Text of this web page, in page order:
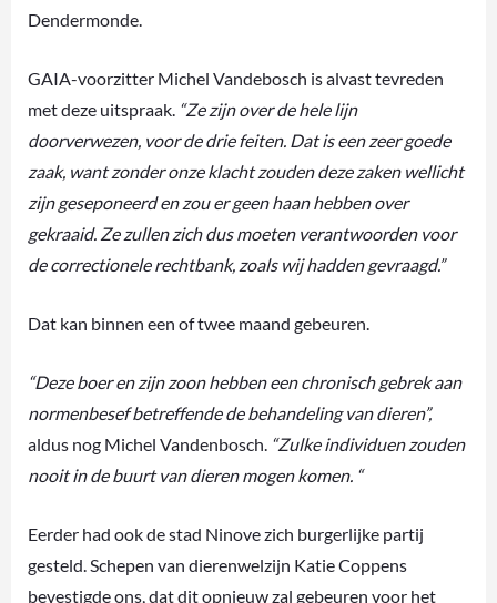
Dendermonde.
GAIA-voorzitter Michel Vandebosch is alvast tevreden
met deze uitspraak. “Ze zijn over de hele lijn
doorverwezen, voor de drie feiten. Dat is een zeer goede
zaak, want zonder onze klacht zouden deze zaken wellicht
zijn geseponeerd en zou er geen haan hebben over
gekraaid. Ze zullen zich dus moeten verantwoorden voor
de correctionele rechtbank, zoals wij hadden gevraagd.”
Dat kan binnen een of twee maand gebeuren.
“Deze boer en zijn zoon hebben een chronisch gebrek aan
normenbesef betreffende de behandeling van dieren”,
aldus nog Michel Vandenbosch. “Zulke individuen zouden
nooit in de buurt van dieren mogen komen. “
Eerder had ook de stad Ninove zich burgerlijke partij
gesteld. Schepen van dierenwelzijn Katie Coppens
bevestigde ons, dat dit opnieuw zal gebeuren voor het